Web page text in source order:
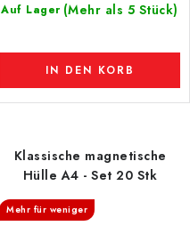
Auf Lager (Mehr als 5 Stück)
IN DEN KORB
Klassische magnetische
Hülle A4 - Set 20 Stk
Mehr für weniger